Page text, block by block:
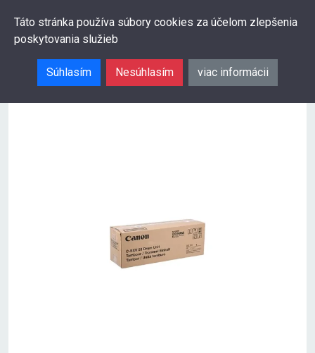
Táto stránka používa súbory cookies za účelom zlepšenia
poskytovania služieb
Súhlasím Nesúhlasím viac informácii